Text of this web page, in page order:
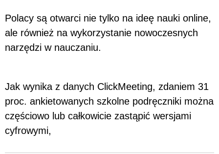
Polacy są otwarci nie tylko na ideę nauki online,
ale również na wykorzystanie nowoczesnych
narzędzi w nauczaniu.
Jak wynika z danych ClickMeeting, zdaniem 31
proc. ankietowanych szkolne podręczniki można
częściowo lub całkowicie zastąpić wersjami
cyfrowymi,